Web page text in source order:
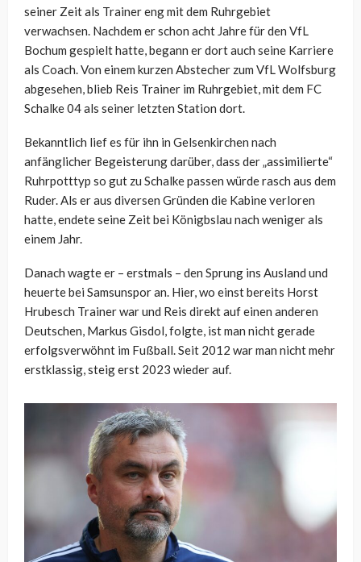
seiner Zeit als Trainer eng mit dem Ruhrgebiet
verwachsen. Nachdem er schon acht Jahre für den VfL
Bochum gespielt hatte, begann er dort auch seine Karriere
als Coach. Von einem kurzen Abstecher zum VfL Wolfsburg
abgesehen, blieb Reis Trainer im Ruhrgebiet, mit dem FC
Schalke 04 als seiner letzten Station dort.
Bekanntlich lief es für ihn in Gelsenkirchen nach
anfänglicher Begeisterung darüber, dass der „assimilierte“
Ruhrpotttyp so gut zu Schalke passen würde rasch aus dem
Ruder. Als er aus diversen Gründen die Kabine verloren
hatte, endete seine Zeit bei Königbslau nach weniger als
einem Jahr.
Danach wagte er – erstmals – den Sprung ins Ausland und
heuerte bei Samsunspor an. Hier, wo einst bereits Horst
Hrubesch Trainer war und Reis direkt auf einen anderen
Deutschen, Markus Gisdol, folgte, ist man nicht gerade
erfolgsverwöhnt im Fußball. Seit 2012 war man nicht mehr
erstklassig, steig erst 2023 wieder auf.